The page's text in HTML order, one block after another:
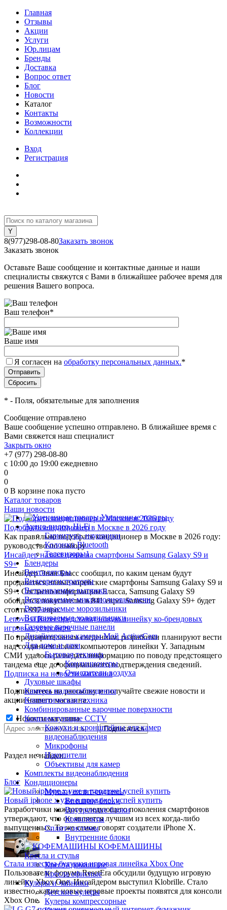
Главная
Отзывы
Акции
Услуги
Юр.лицам
Бренды
Доставка
Вопрос ответ
Блог
Новости
Каталог
Контакты
Возможности
Коллекции
Вход
Регистрация
8(977)298-08-80Заказать звонок
Заказать звонок
Оставьте Ваше сообщение и контактные данные и наши
специалисты свяжутся с Вами в ближайшее рабочее время для
решения Вашего вопроса.
Ваш телефон*
Ваше имя
Я согласен на обработку персональных данных.*
* - Поля, обязательные для заполнения
Сообщение отправлено
Ваше сообщение успешно отправлено. В ближайшее время с
Вами свяжется наш специалист
Закрыть окно
+7 (977) 298-08-80
с 10:00 до 19:00 ежедневно
0
0
0 В корзине пока пусто
Каталог товаров
Уцененные товары
Аудио-видео, Hi-Fi
Гарнитура, наушники
Колонки Bluetooth
Телевизоры1
Блендеры
Вентиляторы
Видеорегистраторы
Встраиваемые вытяжки
Встраиваемые микроволновые печи
Встраиваемые морозильники
Встраиваемые холодильники
Газовые варочные панели
Дизайнерские камеры Мой ActiveCam
Для дома и дачи
Бытовая техника
Кондиционеры
Очистители воздуха
Духовые шкафы
Камеры видеонаблюдения
Климатическая техника
Комбинированные варочные поверхности
Комплектующие CCTV
Кожухи и кронштейны для камер
видеонаблюдения
Микрофоны
Накопители
Объективы для камер
Комплекты видеонаблюдения
Кондиционеры
Мульти сплит-системы
Внешние блоки
Внутренние блоки
Комплекты
Сплит-системы
Внутренние блоки
КОФЕМАШИНЫ
Кресла и стулья
Кресла домашние
Кресла офисные
Кулеры и чайники
Детские кулеры
Кулеры компрессорные
Наши новости
Подобрать кондиционер в Москве в 2026 году
Как правильно подобрать кондиционер в Москве в 2026 году:
руководство по выбору
Инсайдер назвал цены на смартфоны Samsung Galaxy S9 и
S9+
Инсайдер Эван Бласс сообщил, по каким ценам будут
продаваться новые корейские смартфоны Samsung Galaxy S9 и
S9+. Согласно информации Бласса, Samsung Galaxy S9
обойдется покупателю в 841 евро. Samsung Galaxy S9+ будет
стоить 997 евро.
Lenovo и Razer представят новую линейку ко-брендовых
игровых устройств
По предварительным сведениям, разработки планируют вести
над созданием новых компьютеров линейки Y. Западным
СМИ удалось разведать информацию по поводу предстоящего
тандема еще до официального подтверждения сведений.
Подписка на новости магазина
Подпишитесь на рассылку и получайте свежие новости и
акции нашего магазина.
Новости магазина
Раздел не найден.
Блог
Новый iphone x уже в продаже! успей купить
Разработчики каждого следующего поколения смартфонов
утверждают, что он является лучшим из всех когда-либо
выпущенных. То же самое говорят создатели iPhone X.
Стала известна будущая игровая линейка Xbox One
Пользователи форума ResetEra обсудили будущую игровую
линейку Xbox One. Инсайдером выступил Klobrille. Стало
известно, какие новые игровые проекты появятся для консоли
Xbox One.